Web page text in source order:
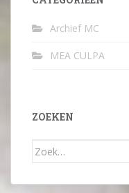
Archief MC
MEA CULPA
ZOEKEN
Zoek